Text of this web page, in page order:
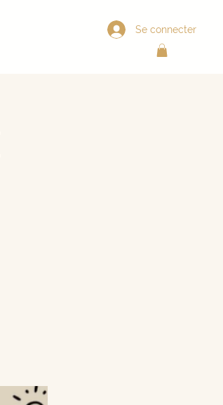
Se connecter